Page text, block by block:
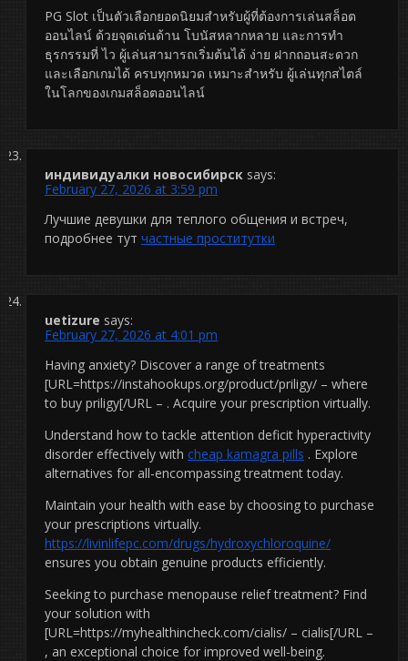
PG Slot เป็นตัวเลือกยอดนิยมสำหรับผู้ที่ต้องการเล่นสล็อต
ออนไลน์ ด้วยจุดเด่นด้าน โบนัสหลากหลาย และการทำ
ธุรกรรมที่ ไว ผู้เล่นสามารถเริ่มต้นได้ ง่าย ฝากถอนสะดวก
และเลือกเกมได้ ครบทุกหมวด เหมาะสำหรับ ผู้เล่นทุกสไตล์
ในโลกของเกมสล็อตออนไลน์
индивидуалки новосибирск says:
February 27, 2026 at 3:59 pm
Лучшие девушки для теплого общения и встреч,
подробнее тут частные проститутки
uetizure says:
February 27, 2026 at 4:01 pm
Having anxiety? Discover a range of treatments
[URL=https://instahookups.org/product/priligy/ – where
to buy priligy[/URL – . Acquire your prescription virtually.
Understand how to tackle attention deficit hyperactivity
disorder effectively with cheap kamagra pills . Explore
alternatives for all-encompassing treatment today.
Maintain your health with ease by choosing to purchase
your prescriptions virtually.
https://livinlifepc.com/drugs/hydroxychloroquine/
ensures you obtain genuine products efficiently.
Seeking to purchase menopause relief treatment? Find
your solution with
[URL=https://myhealthincheck.com/cialis/ – cialis[/URL –
, an exceptional choice for improved well-being.